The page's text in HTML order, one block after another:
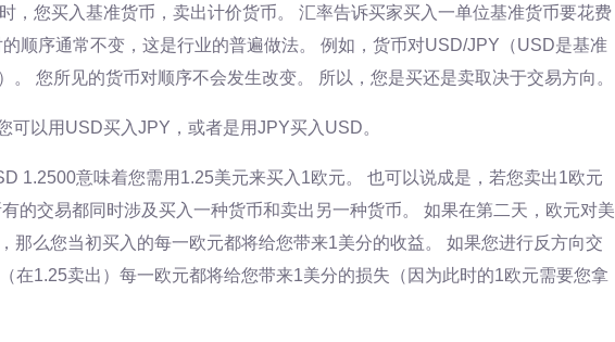
，您买入基准货币，卖出计价货币。 汇率告诉买家买入一单位基准货币要花费
顺序通常不变，这是行业的普遍做法。 例如，货币对USD/JPY（USD是基准
。 您所见的货币对顺序不会发生改变。 所以，您是买还是卖取决于交易方向。
可以用USD买入JPY，或者是用JPY买入USD。
1.2500意味着您需用1.25美元来买入1欧元。 也可以说成是，若您卖出1欧元
的交易都同时涉及买入一种货币和卖出另一种货币。 如果在第二天，欧元对美
那么您当初买入的每一欧元都将给您带来1美分的收益。 如果您进行反方向交
在1.25卖出）每一欧元都将给您带来1美分的损失（因为此时的1欧元需要您拿